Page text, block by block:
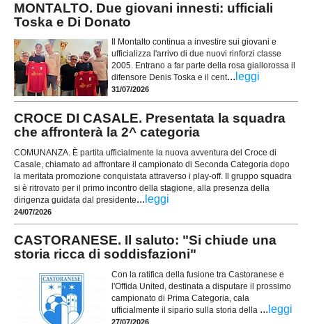
MONTALTO. Due giovani innesti: ufficiali
Toska e Di Donato
Il Montalto continua a investire sui giovani e
ufficializza l'arrivo di due nuovi rinforzi classe
2005. Entrano a far parte della rosa giallorossa il
difensore Denis Toska e il cent... leggi
31/07/2026
CROCE DI CASALE. Presentata la squadra
che affronterà la 2^ categoria
COMUNANZA. È partita ufficialmente la nuova avventura del Croce di
Casale, chiamato ad affrontare il campionato di Seconda Categoria dopo
la meritata promozione conquistata attraverso i play-off. Il gruppo squadra
si è ritrovato per il primo incontro della stagione, alla presenza della
dirigenza guidata dal presidente... leggi
24/07/2026
CASTORANESE. Il saluto: "Si chiude una
storia ricca di soddisfazioni"
Con la ratifica della fusione tra Castoranese e
l'Offida United, destinata a disputare il prossimo
campionato di Prima Categoria, cala
ufficialmente il sipario sulla storia della ... leggi
27/07/2026